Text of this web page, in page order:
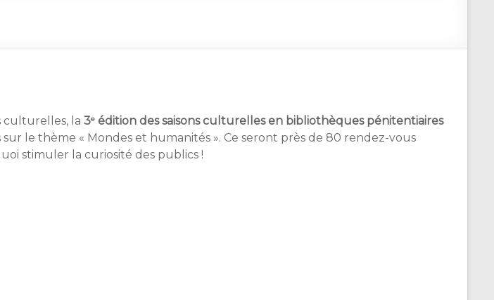
culturelles, la 3e édition des saisons culturelles en bibliothèques pénitentiaires
sur le thème « Mondes et humanités ». Ce seront près de 80 rendez-vous
stimuler la curiosité des publics !